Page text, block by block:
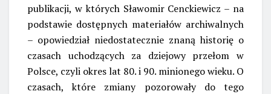
publikacji, w których Sławomir Cenckiewicz – na
podstawie dostępnych materiałów archiwalnych
– opowiedział niedostatecznie znaną historię o
czasach uchodzących za dziejowy przełom w
Polsce, czyli okres lat 80. i 90. minionego wieku. O
czasach, które zmiany pozorowały do tego